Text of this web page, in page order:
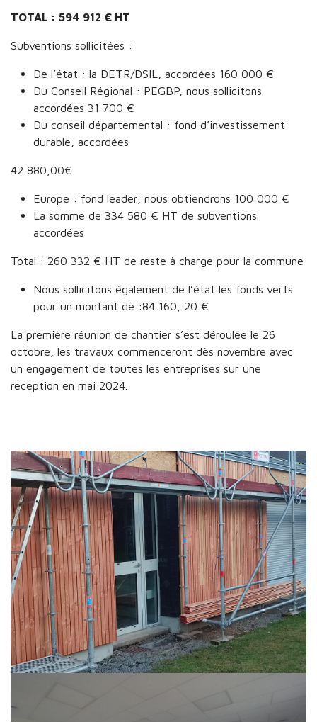
TOTAL : 594 912 € HT
Subventions sollicitées :
De l’état : la DETR/DSIL, accordées 160 000 €
Du Conseil Régional : PEGBP, nous sollicitons
accordées 31 700 €
Du conseil départemental : fond d’investissement
durable, accordées
42 880,00€
Europe : fond leader, nous obtiendrons 100 000 €
La somme de 334 580 € HT de subventions
accordées
Total : 260 332 € HT de reste à charge pour la commune
Nous sollicitons également de l’état les fonds verts
pour un montant de :84 160, 20 €
La première réunion de chantier s’est déroulée le 26
octobre, les travaux commenceront dès novembre avec
un engagement de toutes les entreprises sur une
réception en mai 2024.